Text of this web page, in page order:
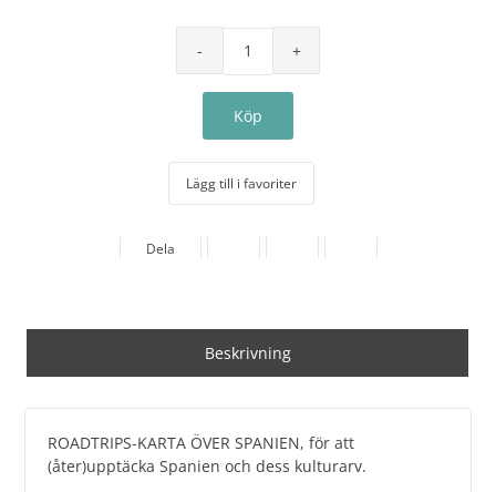
Lägg till i favoriter
Dela
Beskrivning
ROADTRIPS-KARTA ÖVER SPANIEN, för att
(åter)upptäcka Spanien och dess kulturarv.